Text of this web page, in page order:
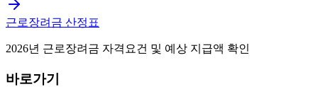
근로장려금 산정표
2026년 근로장려금 자격요건 및 예상 지급액 확인
바로가기